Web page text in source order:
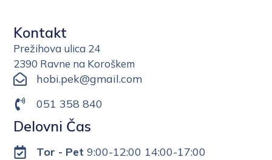
Kontakt
Prežihova ulica 24
2390 Ravne na Koroškem
hobi.pek@gmail.com
051 358 840
Delovni Čas
Tor - Pet 9:00-12:00 14:00-17:00